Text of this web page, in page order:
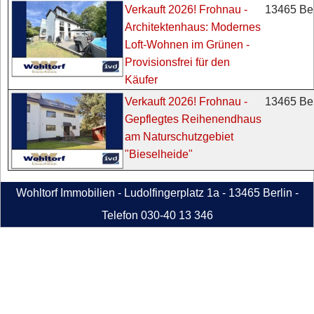
Verkauft 2026! Frohnau -
Architektenhaus: Modernes
Loft-Wohnen im Grünen -
Provisionsfrei für den
Käufer
13465
Verkauft 2026! Frohnau -
Gepflegtes Reihenendhaus
am Naturschutzgebiet
"Bieselheide"
13465
Wohltorf Immobilien - Ludolfingerplatz 1a - 13465 Berlin -
Telefon 030-40 13 346